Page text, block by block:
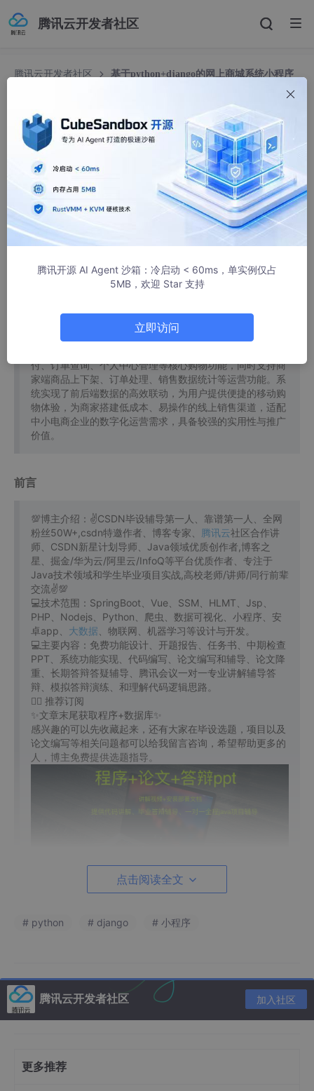
腾讯云开发者社区
腾讯云开发者社区
基于python+django的网上商城系统小程序
基于python+django的网上商城系统小程序(源码+
lw+部署文档+讲解等)
Q_3699076131
633人浏览 · 2025-12-15 18:12:36
课题介绍
本课题聚焦移动电商场景的便捷化需求，设计实现基于
Python+Django的网上商城系统小程序。系统采用Python
实现商品信息、订单数据、用户信息等核心数据
存储与快速查询。前端以小程序为载体，打造简洁易
付、订单查询、个人中心管理等核心购物功能，同时支持商
家端商品上下架、订单处理、销售数据统计等运营功能。系
统实现了前后端数据的高效联动，为用户提供便捷的移动购
物体验，为商家搭建低成本、易操作的线上销售渠道，适配
中小电商企业的数字化运营需求，具备较强的实用性与推广
价值。
前言
💯博主介绍：✌CSDN毕设辅导第一人、靠谱第一人、全网
粉丝50W+,csdn特邀作者、博客专家、 腾讯云社区合作讲
师、CSDN新星计划导师、Java领域优质创作者,博客之
星、掘金/华为云/阿里云/InfoQ等平台优质作者、专注于
Java技术领域和学生毕业项目实战,高校老师/讲师/同行前辈
交流✌💯
💻技术范围：SpringBoot、Vue、SSM、HLMT、Jsp、
PHP、Nodejs、Python、爬虫、数据可视化、小程序、安
卓app、 大数据 、物联网、机器学习等设计与开发。
💻主要内容：免费功能设计、开题报告、任务书、中期检查
PPT、系统功能实现、代码编写、论文编写和辅导、论文降
重、长期答辩答疑辅导、腾讯会议一对一专业讲解辅导答
辩、模拟答辩演练、和理解代码逻辑思路。
👇🏻 推荐订阅
✨文章末尾获取程序+数据库✨
感兴趣的可以先收藏起来，还有大家在毕设选题，项目以及
论文编写等相关问题都可以给我留言咨询，希望帮助更多的
人，博主免费提供选题指导。
项目介绍
点击阅读全文
# python # django # 小程序
腾讯云开发者社区 加入社区
更多推荐
腾讯开源 AI Agent 沙箱：冷启动 < 60ms，单实例仅占
5MB，欢迎 Star 支持
立即访问